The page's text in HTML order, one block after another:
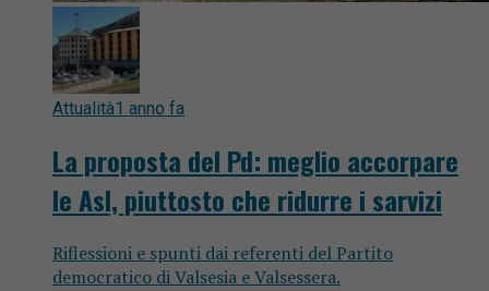
Attualità1 anno fa
La proposta del Pd: meglio accorpare
le Asl, piuttosto che ridurre i sarvizi
Riflessioni e spunti dai referenti del Partito
democratico di Valsesia e Valsessera.